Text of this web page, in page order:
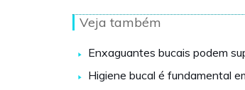
Veja também
Enxaguantes bucais podem
Higiene bucal é fundamental